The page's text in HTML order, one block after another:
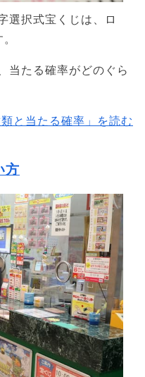
選択式宝くじは、ロ
当たる確率がどのぐら
と当たる確率」を読む
方